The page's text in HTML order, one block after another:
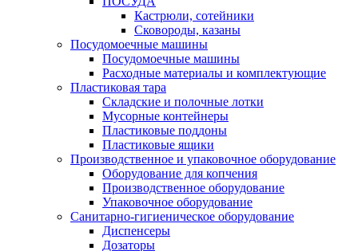
Кастрюли, сотейники
Сковороды, казаны
Посудомоечные машины
Посудомоечные машины
Расходные материалы и комплектующие
Пластиковая тара
Складские и полочные лотки
Мусорные контейнеры
Пластиковые поддоны
Пластиковые ящики
Производственное и упаковочное оборудование
Оборудование для копчения
Производственное оборудование
Упаковочное оборудование
Санитарно-гигиеническое оборудование
Диспенсеры
Дозаторы